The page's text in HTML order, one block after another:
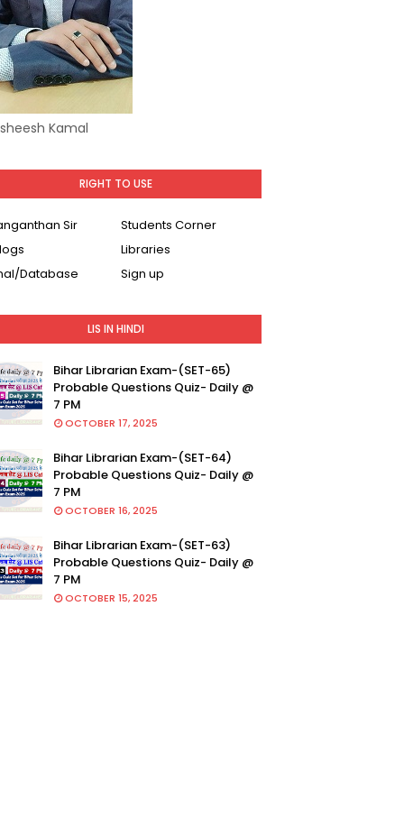
Kamal
RIGHT TO USE
Sir
Students Corner
Libraries
Database
Sign up
LIS IN HINDI
Bihar Librarian Exam-(SET-65)
Probable Questions Quiz- Daily @
7 PM
OCTOBER 17, 2025
Bihar Librarian Exam-(SET-64)
Probable Questions Quiz- Daily @
7 PM
OCTOBER 16, 2025
Bihar Librarian Exam-(SET-63)
Probable Questions Quiz- Daily @
7 PM
OCTOBER 15, 2025